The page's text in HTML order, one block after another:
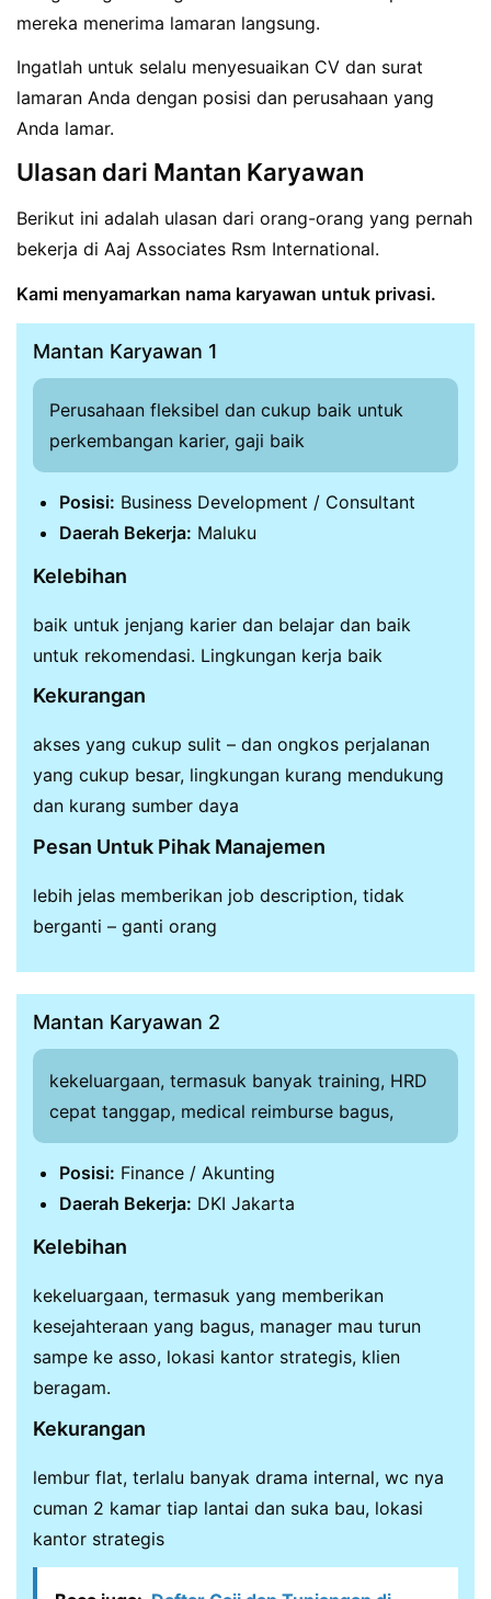
mereka menerima lamaran langsung.
Ingatlah untuk selalu menyesuaikan CV dan surat
lamaran Anda dengan posisi dan perusahaan yang
Anda lamar.
Ulasan dari Mantan Karyawan
Berikut ini adalah ulasan dari orang-orang yang pernah
bekerja di Aaj Associates Rsm International.
Kami menyamarkan nama karyawan untuk privasi.
Mantan Karyawan 1
Perusahaan fleksibel dan cukup baik untuk
perkembangan karier, gaji baik
Posisi: Business Development / Consultant
Daerah Bekerja: Maluku
Kelebihan
baik untuk jenjang karier dan belajar dan baik
untuk rekomendasi. Lingkungan kerja baik
Kekurangan
akses yang cukup sulit – dan ongkos perjalanan
yang cukup besar, lingkungan kurang mendukung
dan kurang sumber daya
Pesan Untuk Pihak Manajemen
lebih jelas memberikan job description, tidak
berganti – ganti orang
Mantan Karyawan 2
kekeluargaan, termasuk banyak training, HRD
cepat tanggap, medical reimburse bagus,
Posisi: Finance / Akunting
Daerah Bekerja: DKI Jakarta
Kelebihan
kekeluargaan, termasuk yang memberikan
kesejahteraan yang bagus, manager mau turun
sampe ke asso, lokasi kantor strategis, klien
beragam.
Kekurangan
lembur flat, terlalu banyak drama internal, wc nya
cuman 2 kamar tiap lantai dan suka bau, lokasi
kantor strategis